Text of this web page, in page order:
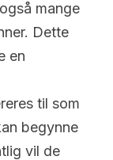
mange
Dette
en
til som
begynne
vil de